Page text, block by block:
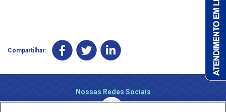
Compartilhar:
Nossas Redes Sociais